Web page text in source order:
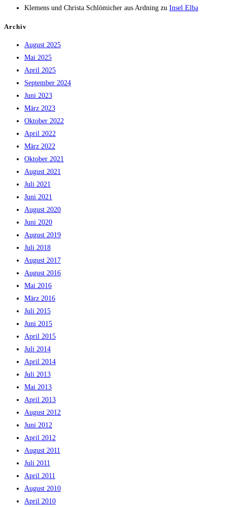
Klemens und Christa Schlömicher aus Ardning zu Insel Elba
Archiv
August 2025
Mai 2025
April 2025
September 2024
Juni 2023
März 2023
Oktober 2022
April 2022
März 2022
Oktober 2021
August 2021
Juli 2021
Juni 2021
August 2020
Juni 2020
August 2019
Juli 2018
August 2017
August 2016
Mai 2016
März 2016
Juli 2015
Juni 2015
April 2015
Juli 2014
April 2014
Juli 2013
Mai 2013
April 2013
August 2012
Juni 2012
April 2012
August 2011
Juli 2011
April 2011
August 2010
April 2010